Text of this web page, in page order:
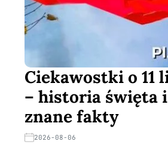
Ciekawostki o 11
– historia święta i
znane fakty
2026-08-06